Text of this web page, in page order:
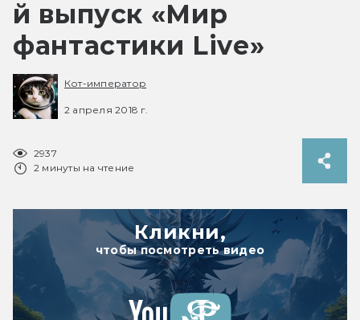
й выпуск «Мир
фантастики Live»
Кот-император
2 апреля 2018 г.
2937
2 минуты на чтение
Кликни,
чтобы посмотреть видео